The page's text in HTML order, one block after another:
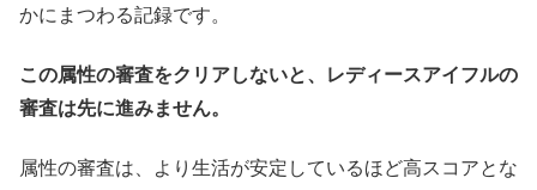
かにまつわる記録です。
この属性の審査をクリアしないと、レディースアイフルの
審査は先に進みません。
属性の審査は、より生活が安定しているほど高スコアとな